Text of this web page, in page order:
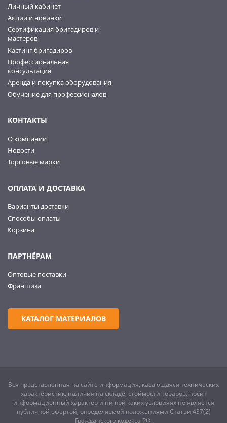
Личный кабинет
Акции и новинки
Сертификация бригадиров и
мастеров
Кастинг бригадиров
Профессиональная
консультация
Аренда и покупка оборудования
Обучение для профессионалов
КОНТАКТЫ
О компании
Новости
Торговые марки
ОПЛАТА И ДОСТАВКА
Варианты доставки
Способы оплаты
Корзина
ПАРТНЁРАМ
Оптовые поставки
Франшиза
КАТАЛОГ МАТЕРИАЛОВ
Вся представленная на сайте информация, касающаяся технических
характеристик, наличия на складе, стоймости товаров, носит
информационный характер и ни при каких условияях не является
публичной офертой, определяемой положениями Статьи 437(2)
Гражданского кодекса РФ.